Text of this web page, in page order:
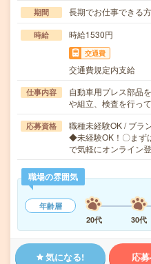
期間 長期でお仕事できる
時給 時給1530円
交通費
交通費規定内支給
仕事内容
自動車用プレス部品
や組立、検査を行っ
応募資格
職種未経験OK / ブラ
◆未経験OK！〇まず
で気軽にオンライン
職場の雰囲気
年齢層
20代
30代
気になる! 応